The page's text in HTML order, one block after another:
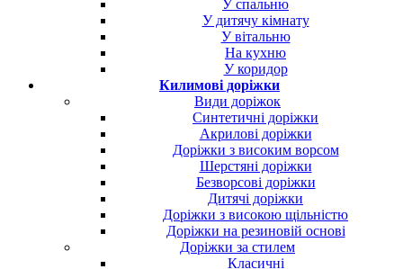
У спальню
У дитячу кімнату
У вітальню
На кухню
У коридор
Килимові доріжки
Види доріжок
Синтетичні доріжки
Акрилові доріжки
Доріжки з високим ворсом
Шерстяні доріжки
Безворсові доріжки
Дитячі доріжки
Доріжки з високою щільністю
Доріжки на резиновій основі
Доріжки за стилем
Класичні